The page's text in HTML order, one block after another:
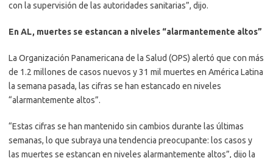
con la supervisión de las autoridades sanitarias”, dijo.
En AL, muertes se estancan a niveles “alarmantemente altos”
La Organización Panamericana de la Salud (OPS) alertó que con más
de 1.2 millones de casos nuevos y 31 mil muertes en América Latina
la semana pasada, las cifras se han estancado en niveles
“alarmantemente altos”.
“Estas cifras se han mantenido sin cambios durante las últimas
semanas, lo que subraya una tendencia preocupante: los casos y
las muertes se estancan en niveles alarmantemente altos”, dijo la